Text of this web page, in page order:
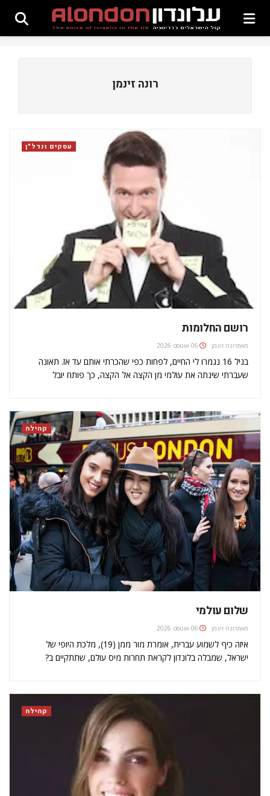
רונה זינמן
עסקים ונדל"ן
רושם החלומות
מאתרונה זינמן 06 אוגוסט 2026
בגיל 16 נגמרו לי החיים, לפחות כפי שהכרתי אותם עד אז. תאונה
שעברתי שינתה את עולמי מן הקצה אל הקצה, כך פותח יובל
קהילה
שלום עולמי
מאתרונה זינמן 06 אוגוסט 2026
איזה כיף לשמוע עברית, אומרת מור ממן (19), מלכת היופי של
ישראל, שמבלה בלונדון לקראת תחרות מיס עולם, שתתקיים ב?
לכתב המחובר ולעובדה שהיא בעצם…
קהילה